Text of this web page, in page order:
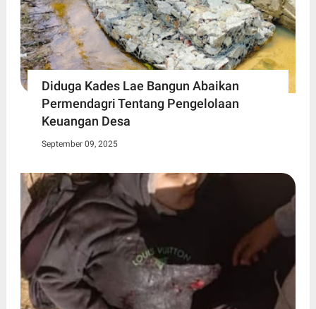
Diduga Kades Lae Bangun Abaikan
Permendagri Tentang Pengelolaan
Keuangan Desa
September 09, 2025